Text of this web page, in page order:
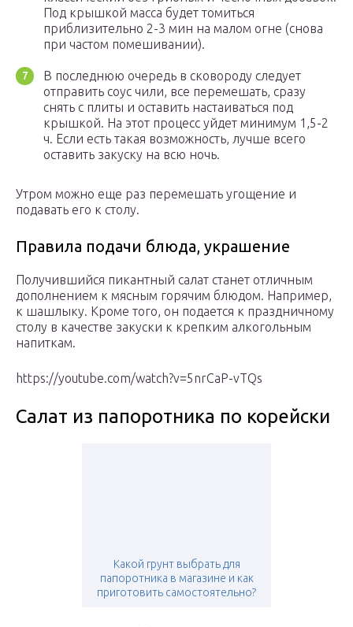
Под крышкой масса будет томиться
приблизительно 2-3 мин на малом огне (снова
при частом помешивании).
В последнюю очередь в сковороду следует
отправить соус чили, все перемешать, сразу
снять с плиты и оставить настаиваться под
крышкой. На этот процесс уйдет минимум 1,5-2
ч. Если есть такая возможность, лучше всего
оставить закуску на всю ночь.
Утром можно еще раз перемешать угощение и
подавать его к столу.
Правила подачи блюда, украшение
Получившийся пикантный салат станет отличным
дополнением к мясным горячим блюдом. Например,
к шашлыку. Кроме того, он подается к праздничному
столу в качестве закуски к крепким алкогольным
напиткам.
https://youtube.com/watch?v=5nrCaP-vTQs
Салат из папоротника по корейски
Какой грунт выбрать для
папоротника в магазине и как
приготовить самостоятельно?